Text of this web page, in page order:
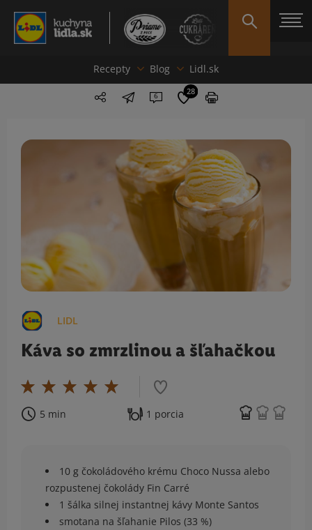
Recepty Blog Lidl.sk
6 28
LIDL
Káva so zmrzlinou a šľahačkou
5 min 1 porcia
10 g čokoládového krému Choco Nussa alebo
rozpustenej čokolády Fin Carré
1 šálka silnej instantnej kávy Monte Santos
smotana na šľahanie Pilos (33 %)